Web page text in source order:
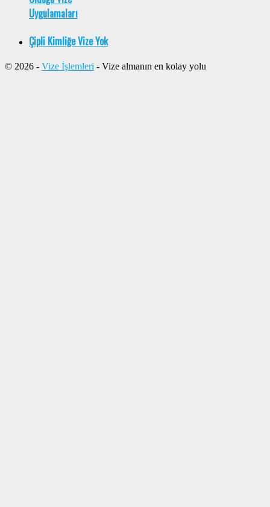
Uygulamaları
Çipli Kimliğe Vize Yok
© 2026 - Vize İşlemleri - Vize almanın en kolay yolu